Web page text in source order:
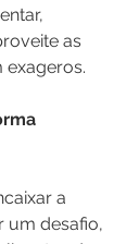
as
exageros.
a
um desafio,